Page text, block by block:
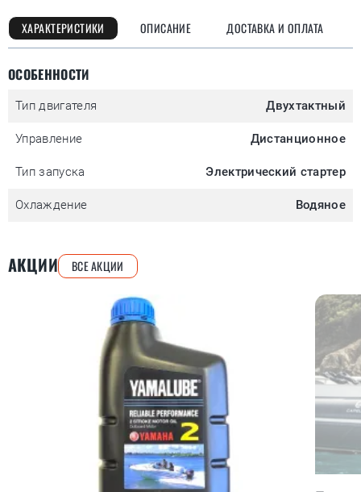
ХАРАКТЕРИСТИКИ ОПИСАНИЕ ДОСТАВКА И ОПЛАТА
ОСОБЕННОСТИ
Тип двигателя Двухтактный
Управление Дистанционное
Тип запуска Электрический стартер
Охлаждение Водяное
АКЦИИ ВСЕ АКЦИИ